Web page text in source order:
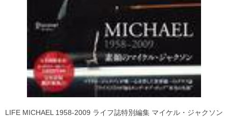
LIFE MICHAEL 1958-2009 ライフ誌特別編集 マイケル・ジャクソン